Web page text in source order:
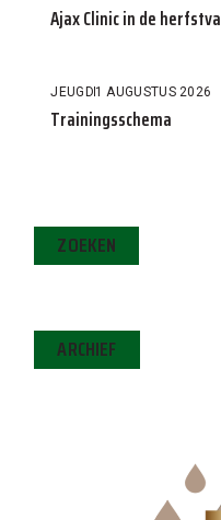
Ajax Clinic in de
JEUGD1 AUGUSTUS 2026
Trainingsschema
ZOEKEN
ARCHIEF